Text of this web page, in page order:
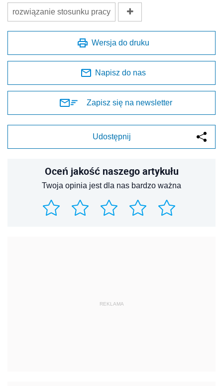
rozwiązanie stosunku pracy
Wersja do druku
Napisz do nas
Zapisz się na newsletter
Udostępnij
Oceń jakość naszego artykułu
Twoja opinia jest dla nas bardzo ważna
REKLAMA